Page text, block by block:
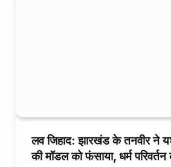
लव जिहाद: झारखंड के तनवीर ने
की मॉडल को फंसाया, धर्म परिवर्तन